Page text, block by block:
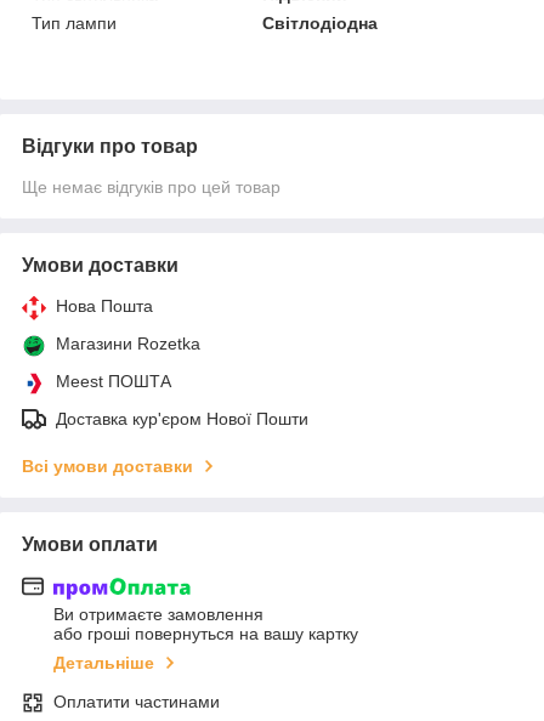
Тип лампи
Світлодіодна
Відгуки про товар
Ще немає відгуків про цей товар
Умови доставки
Нова Пошта
Магазини Rozetka
Meest ПОШТА
Доставка кур'єром Нової Пошти
Всі умови доставки
Умови оплати
Ви отримаєте замовлення
або гроші повернуться на вашу картку
Детальніше
Оплатити частинами